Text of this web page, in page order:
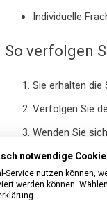
Individuelle
So verfolgen
Sie erhalten die
Verfolgen Sie
Wenden Sie
Fazit
brennenstuhl® steht
notwendige
Service nutzen können,
werden können.